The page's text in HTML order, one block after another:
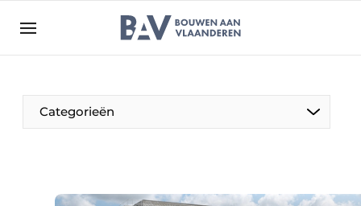
Bedrijven
Bouwen aan Vlaanderen | Platform voor de bouw
Categorieën